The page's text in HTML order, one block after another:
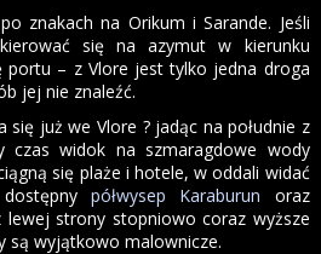
znakach na Orikum i Sarande. Jeśli
się na azymut w kierunku
portu – z Vlore jest tylko jedna droga
jej nie znaleźć.
się już we Vlore ? jadąc na południe z
czas widok na szmaragdowe wody
się plaże i hotele, w oddali widać
dostępnypółwysep Karaburun oraz
lewej strony stopniowo coraz wyższe
są wyjątkowo malownicze.